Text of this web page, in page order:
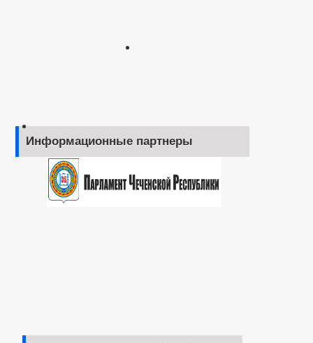
Информационные партнеры